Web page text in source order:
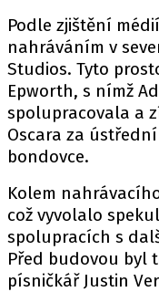
Podle zjištění
nahráváním v
Studios. Tyto
Epworth, s nímž
spolupracovala a
Oscara za
bondovce.
Kolem
což vyvolalo
spolupracích s
Před budovou byl
písničkář Justin